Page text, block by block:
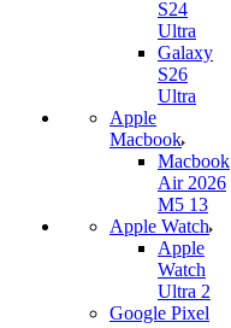
S24
Ultra
Galaxy
S26
Ultra
Apple
Macbook
Macbook
Air 2026
M5 13
Apple Watch
Apple
Watch
Ultra 2
Google Pixel